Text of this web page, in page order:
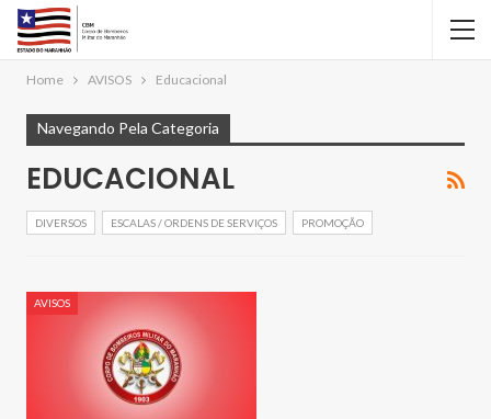
Home AVISOS Educacional
Navegando Pela Categoria
EDUCACIONAL
DIVERSOS ESCALAS / ORDENS DE SERVIÇOS PROMOÇÃO
AVISOS